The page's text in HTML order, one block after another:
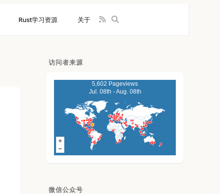
Rust学习资源 关于
访问者来源
5,602 Pageviews
Jul. 08th - Aug. 08th
微信公众号